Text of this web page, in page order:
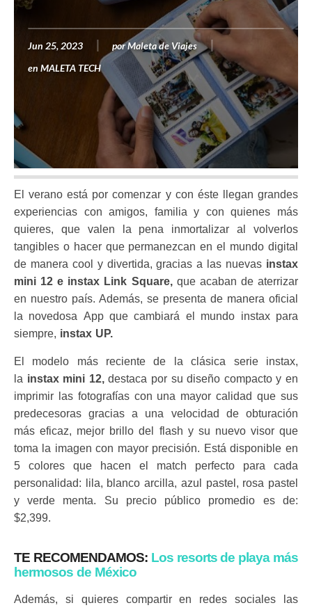
Jun 25, 2023 porMaleta de Viajes
en MALETA TECH
El verano está por comenzar y con éste llegan grandes
experiencias con amigos, familia y con quienes más
quieres, que valen la pena inmortalizar al volverlos
tangibles o hacer que permanezcan en el mundo digital
de manera cool y divertida, gracias a las nuevas instax
mini 12 e instax Link Square, que acaban de aterrizar
en nuestro país. Además, se presenta de manera oficial
la novedosa App que cambiará el mundo instax para
siempre, instax UP.
El modelo más reciente de la clásica serie instax,
la instax mini 12,destaca por su diseño compacto y en
imprimir las fotografías con una mayor calidad que sus
predecesoras gracias a una velocidad de obturación
más eficaz, mejor brillo del flash y su nuevo visor que
toma la imagen con mayor precisión. Está disponible en
5 colores que hacen el match perfecto para cada
personalidad: lila, blanco arcilla, azul pastel, rosa pastel
y verde menta. Su precio público promedio es de:
$2,399.
TE RECOMENDAMOS: Los resorts de playa más
hermosos de México
Además, si quieres compartir en redes sociales las